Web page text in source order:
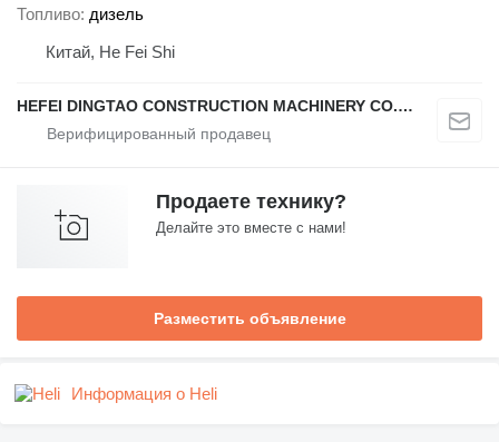
Топливо дизель
Китай, He Fei Shi
HEFEI DINGTAO CONSTRUCTION MACHINERY CO., LIMITED
Продаете технику?
Делайте это вместе с нами!
Разместить объявление
Информация о Heli